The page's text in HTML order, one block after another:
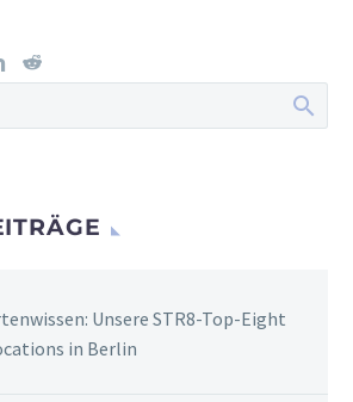
Unsere STR8-Top-Eight
in Berlin